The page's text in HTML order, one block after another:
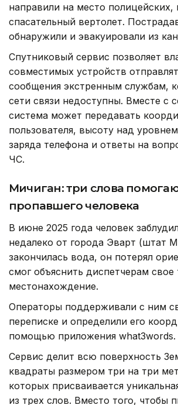
направили на место
спасательный вертолет.
обнаружили и эвакуировали из
Спутниковый сервис позволяет
совместимых устройств
сообщения экстренным службам,
сети связи недоступны. Вместе с
система может передавать
пользователя, высоту над
заряда телефона и ответы на
ЧС.
Мичиган: три слова
пропавшего человека
В июне 2025 года человек
недалеко от города Эварт (штат
закончилась вода, он потерял
смог объяснить диспетчерам свое
местонахождение.
Операторы поддерживали с ним
переписке и определили его
помощью приложения what3words.
Сервис делит всю поверхность
квадраты размером три на три
которых присваивается
из трех слов. Вместо того, чтобы